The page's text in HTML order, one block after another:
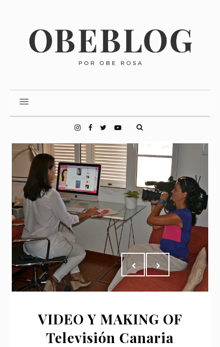
VIDEO Y MAKING OF
Televisión Canaria